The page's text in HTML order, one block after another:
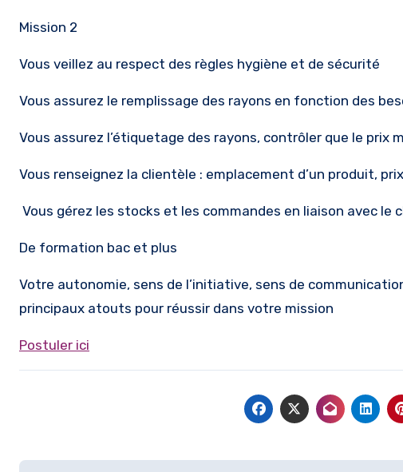
Mission 2
Vous veillez au respect des règles hygiène et de sécurité
Vous assurez le remplissage des rayons en fonction des
Vous assurez l’étiquetage des rayons, contrôler que le prix
Vous renseignez la clientèle : emplacement d’un produit,
Vous gérez les stocks et les commandes en liaison avec le
De formation bac et plus
Votre autonomie, sens de l’initiative, sens de
principaux atouts pour réussir dans votre mission
Postuler ici